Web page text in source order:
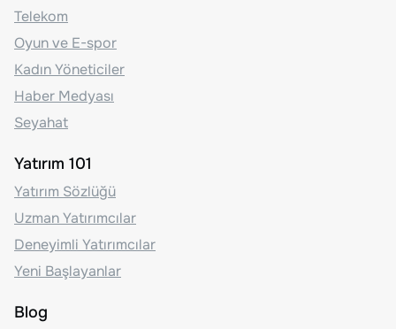
Telekom
Oyun ve E-spor
Kadın Yöneticiler
Haber Medyası
Seyahat
Yatırım 101
Yatırım Sözlüğü
Uzman Yatırımcılar
Deneyimli Yatırımcılar
Yeni Başlayanlar
Blog